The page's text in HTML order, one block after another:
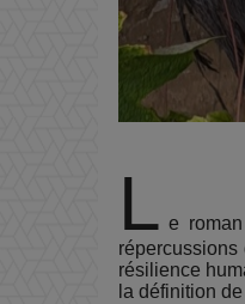
L e
résilience
la définition